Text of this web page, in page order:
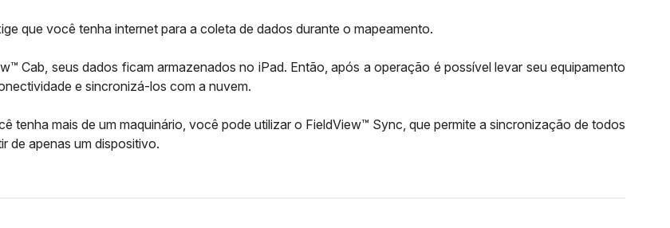
que você tenha internet para a coleta de dados durante o mapeamento.
Cab, seus dados ficam armazenados no iPad. Então, após a operação é possível levar seu equipamento
e sincronizá-los com a nuvem.
tenha mais de um maquinário, você pode utilizar o FieldView™ Sync, que permite a sincronização de todos
de apenas um dispositivo.